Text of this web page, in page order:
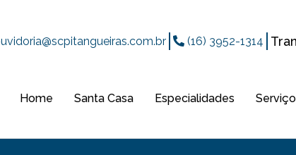
(16) 3952-1314
Home Santa Casa Especialidades